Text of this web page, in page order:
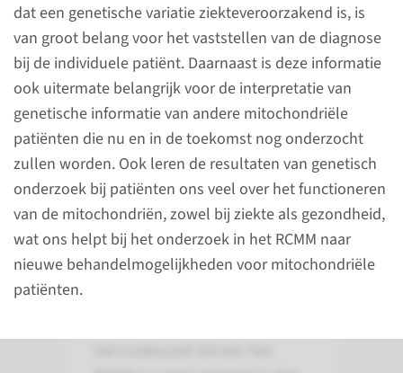
dat een genetische variatie ziekteveroorzakend is, is
van groot belang voor het vaststellen van de diagnose
bij de individuele patiënt. Daarnaast is deze informatie
ook uitermate belangrijk voor de interpretatie van
genetische informatie van andere mitochondriële
patiënten die nu en in de toekomst nog onderzocht
zullen worden. Ook leren de resultaten van genetisch
onderzoek bij patiënten ons veel over het functioneren
van de mitochondriën, zowel bij ziekte als gezondheid,
wat ons helpt bij het onderzoek in het RCMM naar
nieuwe behandelmogelijkheden voor mitochondriële
patiënten.
Wetenschap
Het RCMM doet fundamenteel
en toegepast onderzoek naar
mitochondriën en
mitochondriële stoornissen.